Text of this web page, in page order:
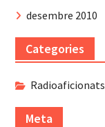
desembre 2010
Categories
Radioaficionats
Meta